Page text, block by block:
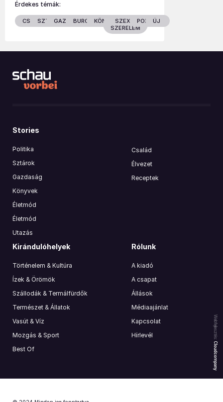
Érdekes témák:
CSALÁDSZTÁROKGAZDASÁGBURGENLANDKÖNYVEKSZEX &
SZERELEM
POLITIKA
ÚJ
Webfejlesztés:
Cloudcompany
Stories
Politika
Sztárok
Gazdaság
Könyvek
Életmód
Életmód
Utazás
Család
Élvezet
Receptek
Kirándulóhelyek
Történelem & Kultúra
Ízek & Örömök
Szállodák & Termálfürdők
Természet & Állatok
Vasút & Víz
Mozgás & Sport
Best Of
Rólunk
A kiadó
A csapat
Állások
Médiaajánlat
Kapcsolat
Hírlevél